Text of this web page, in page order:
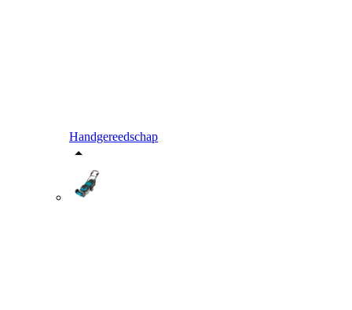
Handgereedschap